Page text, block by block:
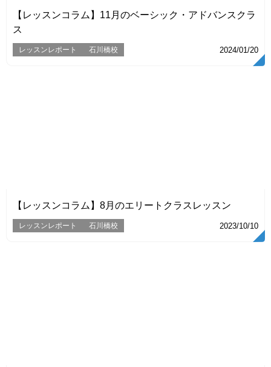
【レッスンコラム】11月のベーシック・アドバンスクラ
ス
レッスンレポート 石川橋校 2024/01/20
【レッスンコラム】8月のエリートクラスレッスン
レッスンレポート 石川橋校 2023/10/10